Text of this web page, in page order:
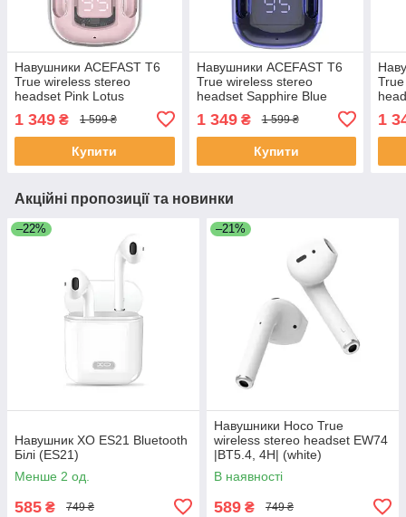
Навушники ACEFAST T6
True wireless stereo
headset Pink Lotus
1 349 ₴ 1 599 ₴
Купити
Навушники ACEFAST T6
True wireless stereo
headset Sapphire Blue
1 349₴ 1 599 ₴
Купити
1
Акційні пропозиції та новинки
–22%
Навушник XO ES21 Bluetooth
Білі (ES21)
Менше 2 од.
585 ₴ 749 ₴
–21%
Навушники Hoco True
wireless stereo headset EW74
|BT5.4, 4H| (white)
В наявності
589 ₴ 749 ₴